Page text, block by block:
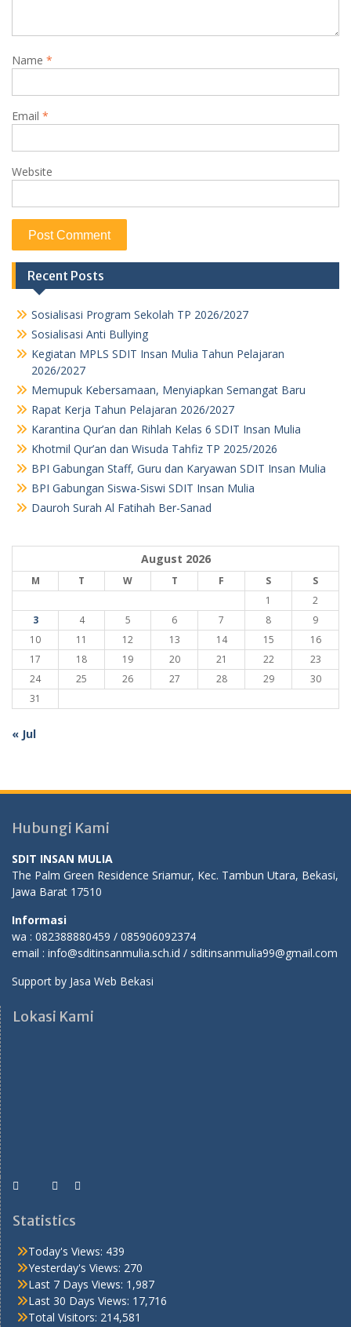
Name *
Email *
Website
Recent Posts
Sosialisasi Program Sekolah TP 2026/2027
Sosialisasi Anti Bullying
Kegiatan MPLS SDIT Insan Mulia Tahun Pelajaran
2026/2027
Memupuk Kebersamaan, Menyiapkan Semangat Baru
Rapat Kerja Tahun Pelajaran 2026/2027
Karantina Qur’an dan Rihlah Kelas 6 SDIT Insan Mulia
Khotmil Qur’an dan Wisuda Tahfiz TP 2025/2026
BPI Gabungan Staff, Guru dan Karyawan SDIT Insan Mulia
BPI Gabungan Siswa-Siswi SDIT Insan Mulia
Dauroh Surah Al Fatihah Ber-Sanad
August 2026
M T W T F S
S
1
2
3
4 5 6 7 8
9
10
11 12 13 14 15
16
17
18 19 20 21 22
23
24
25 26 27 28 29
30
31
« Jul
Hubungi Kami
SDIT INSAN MULIA
The Palm Green Residence Sriamur, Kec. Tambun Utara, Bekasi,
Jawa Barat 17510
Informasi
wa : 082388880459 / 085906092374
email : info@sditinsanmulia.sch.id / sditinsanmulia99@gmail.com
Support by Jasa Web Bekasi
Lokasi Kami
Statistics
Today's Views: 439
Yesterday's Views: 270
Last 7 Days Views: 1,987
Last 30 Days Views: 17,716
Total Visitors: 214,581